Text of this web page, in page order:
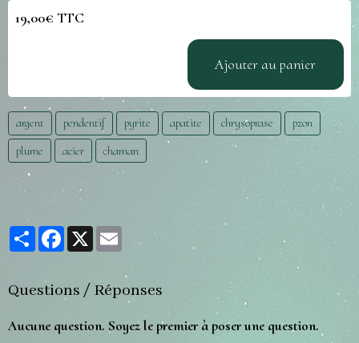
19,00€ TTC
Ajouter au panier
argent pendentif pyrite apatite chrysoprase
pzon
plume
acier chaman
PartagerFacebook
X
Questions / Réponses
Aucune question. Soyez le premier à poser une question.